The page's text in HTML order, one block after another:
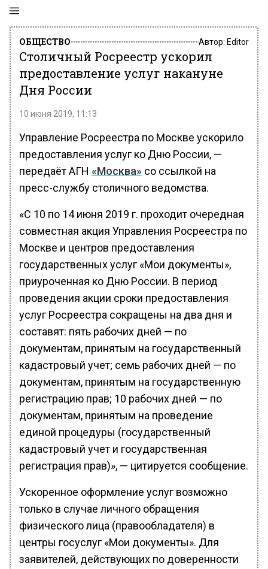
ОБЩЕСТВО Автор: Editor
Столичный Росреестр ускорил
предоставление услуг накануне
Дня России
10 июня 2019, 11:13
Управление Росреестра по Москве ускорило
предоставления услуг ко Дню России, —
передаёт АГН «Москва» со ссылкой на
пресс-службу столичного ведомства.
«С 10 по 14 июня 2019 г. проходит очередная
совместная акция Управления Росреестра по
Москве и центров предоставления
государственных услуг «Мои документы»,
приуроченная ко Дню России. В период
проведения акции сроки предоставления
услуг Росреестра сокращены на два дня и
составят: пять рабочих дней — по
документам, принятым на государственный
кадастровый учет; семь рабочих дней — по
документам, принятым на государственную
регистрацию прав; 10 рабочих дней — по
документам, принятым на проведение
единой процедуры (государственный
кадастровый учет и государственная
регистрация прав)», — цитируется сообщение.
Ускоренное оформление услуг возможно
только в случае личного обращения
физического лица (правообладателя) в
центры госуслуг «Мои документы». Для
заявителей, действующих по доверенности